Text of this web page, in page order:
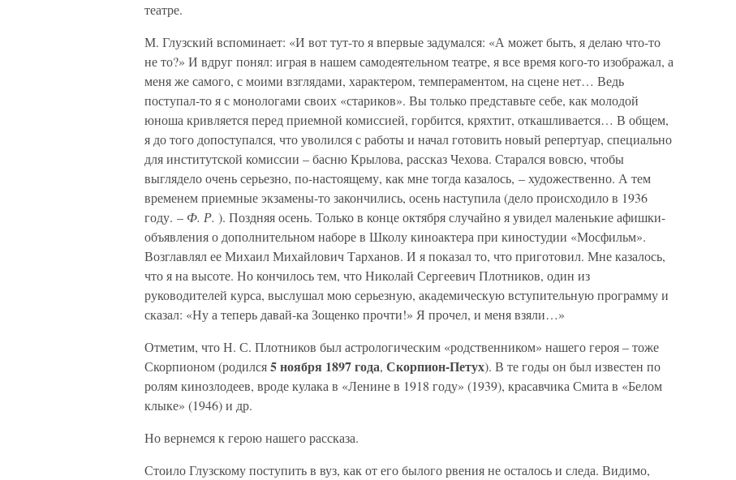
театре.
М. Глузский вспоминает: «И вот тут-то я впервые задумался: «А может быть, я делаю что-то
не то?» И вдруг понял: играя в нашем самодеятельном театре, я все время кого-то изображал, а
меня же самого, с моими взглядами, характером, темпераментом, на сцене нет… Ведь
поступал-то я с монологами своих «стариков». Вы только представьте себе, как молодой
юноша кривляется перед приемной комиссией, горбится, кряхтит, откашливается… В общем,
я до того допоступался, что уволился с работы и начал готовить новый репертуар, специально
для институтской комиссии – басню Крылова, рассказ Чехова. Старался вовсю, чтобы
выглядело очень серьезно, по-настоящему, как мне тогда казалось, – художественно. А тем
временем приемные экзамены-то закончились, осень наступила (дело происходило в 1936
году. – Ф. Р. ). Поздняя осень. Только в конце октября случайно я увидел маленькие афишки-
объявления о дополнительном наборе в Школу киноактера при киностудии «Мосфильм».
Возглавлял ее Михаил Михайлович Тарханов. И я показал то, что приготовил. Мне казалось,
что я на высоте. Но кончилось тем, что Николай Сергеевич Плотников, один из
руководителей курса, выслушал мою серьезную, академическую вступительную программу и
сказал: «Ну а теперь давай-ка Зощенко прочти!» Я прочел, и меня взяли…»
Отметим, что Н. С. Плотников был астрологическим «родственником» нашего героя – тоже
Скорпионом (родился5 ноября 1897 года, Скорпион-Петух). В те годы он был известен по
ролям кинозлодеев, вроде кулака в «Ленине в 1918 году» (1939), красавчика Смита в «Белом
клыке» (1946) и др.
Но вернемся к герою нашего рассказа.
Стоило Глузскому поступить в вуз, как от его былого рвения не осталось и следа. Видимо,